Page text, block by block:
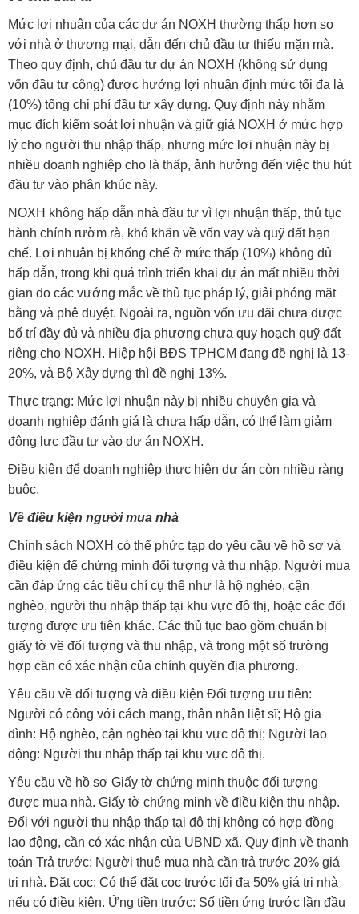
Mức lợi nhuận của các dự án NOXH thường thấp hơn so
với nhà ở thương mại, dẫn đến chủ đầu tư thiếu mặn mà.
Theo quy định, chủ đầu tư dự án NOXH (không sử dụng
vốn đầu tư công) được hưởng lợi nhuận định mức tối đa là
(10%) tổng chi phí đầu tư xây dựng. Quy định này nhằm
mục đích kiểm soát lợi nhuận và giữ giá NOXH ở mức hợp
lý cho người thu nhập thấp, nhưng mức lợi nhuận này bị
nhiều doanh nghiệp cho là thấp, ảnh hưởng đến việc thu hút
đầu tư vào phân khúc này.
NOXH không hấp dẫn nhà đầu tư vì lợi nhuận thấp, thủ tục
hành chính rườm rà, khó khăn về vốn vay và quỹ đất hạn
chế. Lợi nhuận bị khống chế ở mức thấp (10%) không đủ
hấp dẫn, trong khi quá trình triển khai dự án mất nhiều thời
gian do các vướng mắc về thủ tục pháp lý, giải phóng mặt
bằng và phê duyệt. Ngoài ra, nguồn vốn ưu đãi chưa được
bố trí đầy đủ và nhiều địa phương chưa quy hoạch quỹ đất
riêng cho NOXH. Hiệp hội BĐS TPHCM đang đề nghị là 13-
20%, và Bộ Xây dựng thì đề nghị 13%.
Thực trạng: Mức lợi nhuận này bị nhiều chuyên gia và
doanh nghiệp đánh giá là chưa hấp dẫn, có thể làm giảm
động lực đầu tư vào dự án NOXH.
Điều kiện để doanh nghiệp thực hiện dự án còn nhiều ràng
buộc.
Về điều kiện người mua nhà
Chính sách NOXH có thể phức tạp do yêu cầu về hồ sơ và
điều kiện để chứng minh đối tượng và thu nhập. Người mua
cần đáp ứng các tiêu chí cụ thể như là hộ nghèo, cận
nghèo, người thu nhập thấp tại khu vực đô thị, hoặc các đối
tượng được ưu tiên khác. Các thủ tục bao gồm chuẩn bị
giấy tờ về đối tượng và thu nhập, và trong một số trường
hợp cần có xác nhận của chính quyền địa phương.
Yêu cầu về đối tượng và điều kiện Đối tượng ưu tiên:
Người có công với cách mạng, thân nhân liệt sĩ; Hộ gia
đình: Hộ nghèo, cận nghèo tại khu vực đô thị; Người lao
động: Người thu nhập thấp tại khu vực đô thị.
Yêu cầu về hồ sơ Giấy tờ chứng minh thuộc đối tượng
được mua nhà. Giấy tờ chứng minh về điều kiện thu nhập.
Đối với người thu nhập thấp tại đô thị không có hợp đồng
lao động, cần có xác nhận của UBND xã. Quy định về thanh
toán Trả trước: Người thuê mua nhà cần trả trước 20% giá
trị nhà. Đặt cọc: Có thể đặt cọc trước tối đa 50% giá trị nhà
nếu có điều kiện. Ứng tiền trước: Số tiền ứng trước lần đầu